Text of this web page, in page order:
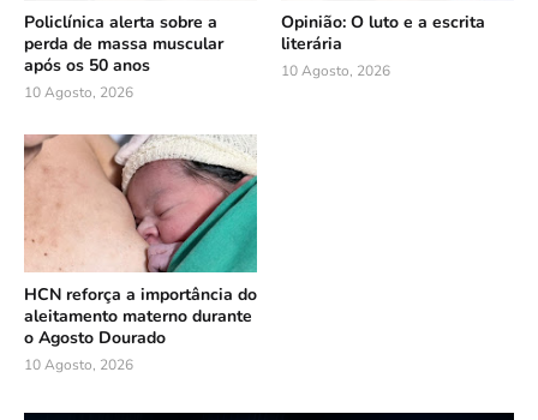
Policlínica alerta sobre a
perda de massa muscular
após os 50 anos
10 Agosto, 2026
Opinião: O luto e a escrita
literária
10 Agosto, 2026
HCN reforça a importância do
aleitamento materno durante
o Agosto Dourado
10 Agosto, 2026